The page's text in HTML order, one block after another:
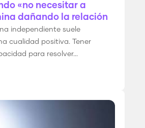
«no necesitar a
dañando la relación
independiente suele
cualidad positiva. Tener
para resolver...